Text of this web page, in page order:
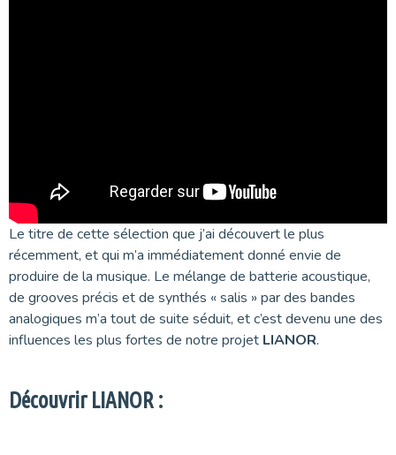
Le titre de cette sélection que j’ai découvert le plus
récemment, et qui m’a immédiatement donné envie de
produire de la musique. Le mélange de batterie acoustique,
de grooves précis et de synthés « salis » par des bandes
analogiques m’a tout de suite séduit, et c’est devenu une des
influences les plus fortes de notre projet LIANOR.
Découvrir LIANOR :